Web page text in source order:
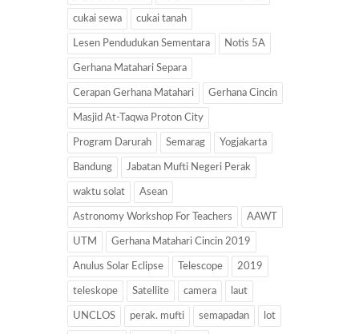
cukai sewa cukai tanah
Lesen Pendudukan Sementara Notis 5A
Gerhana Matahari Separa
Cerapan Gerhana Matahari Gerhana Cincin
Masjid At-Taqwa Proton City
Program Darurah Semarag Yogjakarta
Bandung Jabatan Mufti Negeri Perak
waktu solat Asean
Astronomy Workshop For Teachers AAWT
UTM Gerhana Matahari Cincin 2019
Anulus Solar Eclipse Telescope 2019
teleskope Satellite camera laut
UNCLOS perak. mufti semapadan lot